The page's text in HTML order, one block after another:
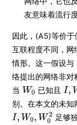
友意味着流行
因此，(A5)等价于
互联程度不同，网
情形。这一假设
络提出的网络非
当
已知且
别。在本文的未
足够